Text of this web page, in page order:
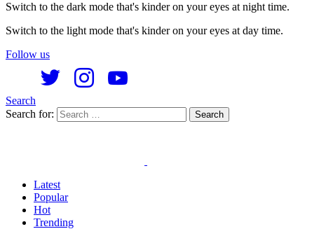
Switch to the dark mode that's kinder on your eyes at night time.
Switch to the light mode that's kinder on your eyes at day time.
Follow us
Search
Search for:
Search
Latest
Popular
Hot
Trending